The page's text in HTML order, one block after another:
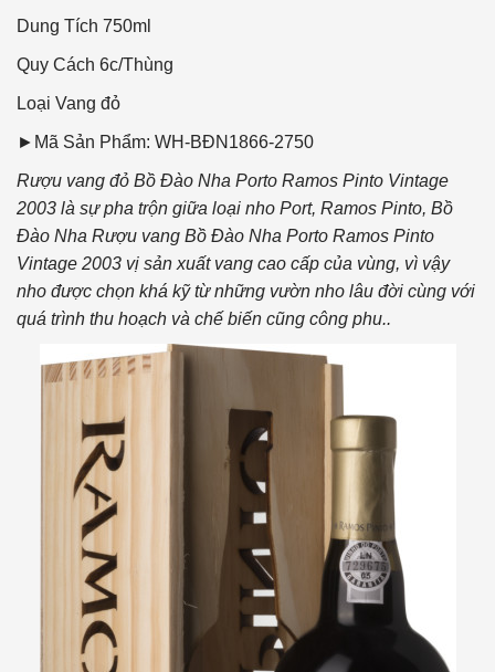
Dung Tích 750ml
Quy Cách 6c/Thùng
Loại Vang đỏ
►Mã Sản Phẩm: WH-BĐN1866-2750
Rượu vang đỏ Bồ Đào Nha Porto Ramos Pinto Vintage
2003 là sự pha trộn giữa loại nho Port, Ramos Pinto, Bồ
Đào Nha Rượu vang Bồ Đào Nha Porto Ramos Pinto
Vintage 2003 vị sản xuất vang cao cấp của vùng, vì vậy
nho được chọn khá kỹ từ những vườn nho lâu đời cùng với
quá trình thu hoạch và chế biến cũng công phu..